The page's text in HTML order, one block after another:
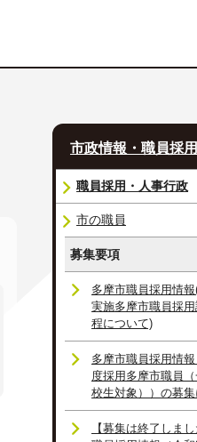
市政情報・職員採用
職員採用・人事行政
市の職員
募集要項
多摩市職員採用情
実施多摩市職員採用
程について)
多摩市職員採用情
度採用多摩市職員
校生対象））の募
【募集は終了しま